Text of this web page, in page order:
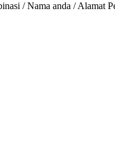
/ Nama anda / Alamat